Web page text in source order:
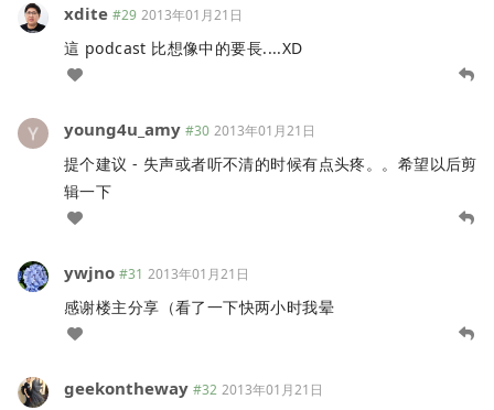
xdite #29 2013年01月21日
這 podcast 比想像中的要長....XD
young4u_amy #30 2013年01月21日
提个建议 - 失声或者听不清的时候有点头疼。。希望以后剪
辑一下
ywjno #31 2013年01月21日
感谢楼主分享（看了一下快两小时我晕
geekontheway #32 2013年01月21日